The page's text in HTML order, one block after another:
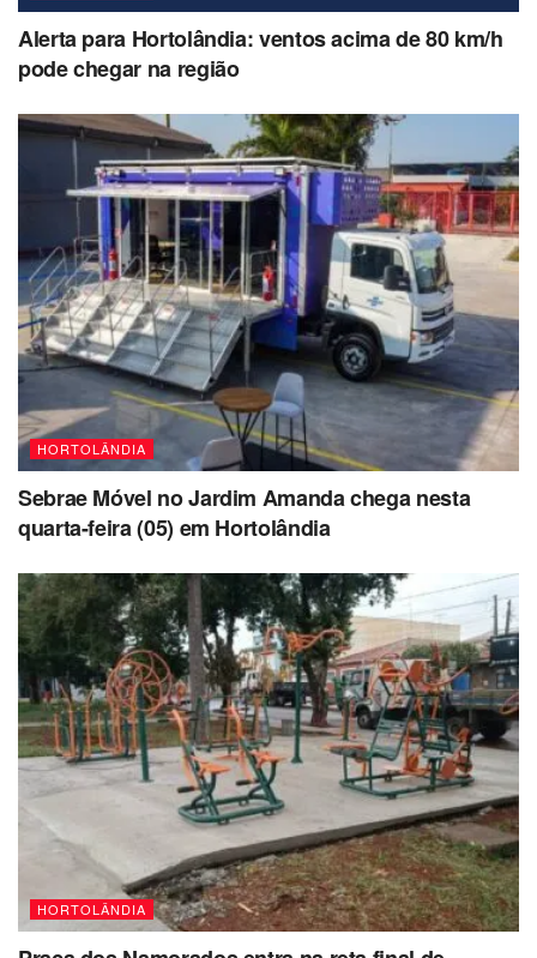
Alerta para Hortolândia: ventos acima de 80 km/h
pode chegar na região
HORTOLÂNDIA
Sebrae Móvel no Jardim Amanda chega nesta
quarta-feira (05) em Hortolândia
HORTOLÂNDIA